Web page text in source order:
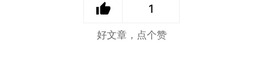
1
好文章，点个赞